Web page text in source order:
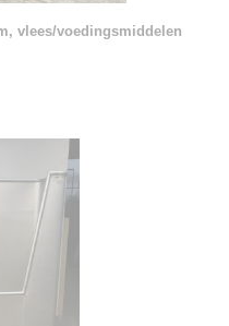
vlees/voedingsmiddelen